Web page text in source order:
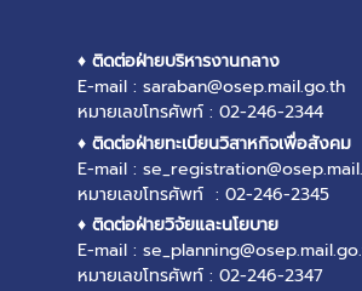
♦ ติดต่อฝ่ายบริหารงานกลาง
E-mail : saraban@osep.mail.go.th
หมายเลขโทรศัพท์ : 02-246-2344
♦ ติดต่อฝ่ายทะเบียนวิสาหกิจเพื่อสังคม
E-mail :
หมายเลขโทรศัพท์ : 02-246-2345
♦ ติดต่อฝ่ายวิจัยและนโยบาย
E-mail :
หมายเลขโทรศัพท์ : 02-246-2347